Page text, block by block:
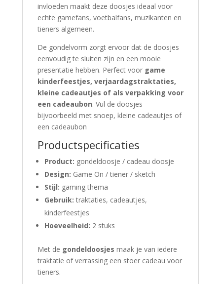
invloeden maakt deze doosjes ideaal voor
echte gamefans, voetbalfans, muzikanten en
tieners algemeen.
De gondelvorm zorgt ervoor dat de doosjes
eenvoudig te sluiten zijn en een mooie
presentatie hebben. Perfect voor game
kinderfeestjes, verjaardagstraktaties,
kleine cadeautjes of als verpakking voor
een cadeaubon. Vul de doosjes
bijvoorbeeld met snoep, kleine cadeautjes of
een cadeaubon
Productspecificaties
Product: gondeldoosje / cadeau doosje
Design: Game On / tiener / sketch
Stijl: gaming thema
Gebruik: traktaties, cadeautjes,
kinderfeestjes
Hoeveelheid: 2 stuks
Met de gondeldoosjes maak je van iedere
traktatie of verrassing een stoer cadeau voor
tieners.